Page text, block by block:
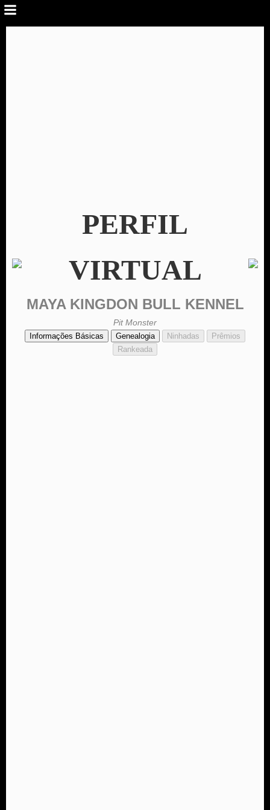
PERFIL
VIRTUAL
MAYA KINGDON BULL KENNEL
Pit Monster
Informações Básicas Genealogia Ninhadas
Prêmios
Rankeada